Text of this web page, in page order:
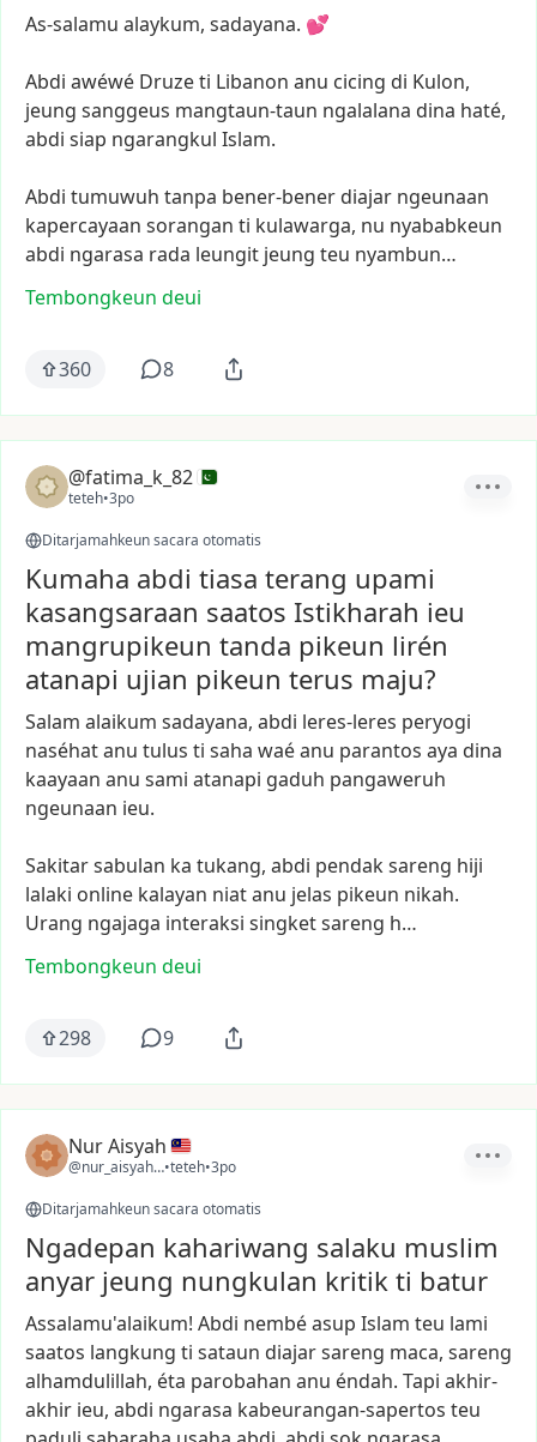
As-salamu alaykum, sadayana. 💕
Abdi awéwé Druzeti Libanon anu cicing di Kulon,
jeung sanggeus mangtaun-taun ngalalana dina haté,
abdi siap ngarangkul Islam.
Abdi tumuwuh tanpa bener-bener diajar ngeunaan
kapercayaan sorangan ti kulawarga, nu nyababkeun
abdi ngarasa rada leungit jeung teu nyambun…
Tembongkeun deui
360 8
@fatima_k_82
teteh•3po
Ditarjamahkeun sacara otomatis
Kumaha abdi tiasa terang upami
kasangsaraan saatos Istikharah ieu
mangrupikeun tanda pikeun lirén
atanapi ujian pikeun terus maju?
Salam alaikum sadayana, abdi leres-leres peryogi
naséhatanu tulus ti saha waéanu parantos aya dina
kaayaan anu sami atanapi gaduh pangaweruh
ngeunaan ieu.
Sakitarsabulan ka tukang, abdi pendaksareng hiji
lalaki online kalayan niatanu jelas pikeun nikah.
Urang ngajaga interaksi singketsareng h…
Tembongkeun deui
298 9
Nur Aisyah
@nur_aisyah12•teteh•3po
Ditarjamahkeun sacara otomatis
Ngadepan kahariwang salaku muslim
anyar jeung nungkulan kritik ti batur
Assalamu'alaikum! Abdi nembéasup Islam teu lami
saatos langkung ti sataun diajarsareng maca, sareng
alhamdulillah, éta parobahan anu éndah. Tapi akhir-
akhir ieu, abdi ngarasa kabeurangan-sapertos teu